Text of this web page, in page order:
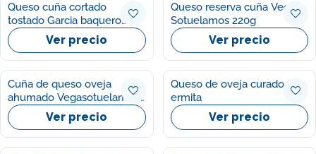
Queso cuña cortado
tostado Garcia baquero
200g
Ver precio
Queso reserva cuña Vega
Sotuelamos 220g
Ver precio
Cuña de queso oveja
ahumado Vegasotuelamos
200g
Ver precio
Queso de oveja curado La
ermita
Ver precio